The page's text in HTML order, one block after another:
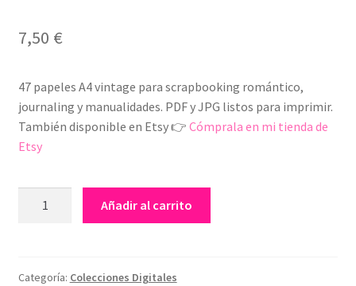
7,50 €
47 papeles A4 vintage para scrapbooking romántico,
journaling y manualidades. PDF y JPG listos para imprimir.
También disponible en Etsy 👉 Cómprala en mi tienda de
Etsy
Papeles
Añadir al carrito
Categoría: Colecciones Digitales